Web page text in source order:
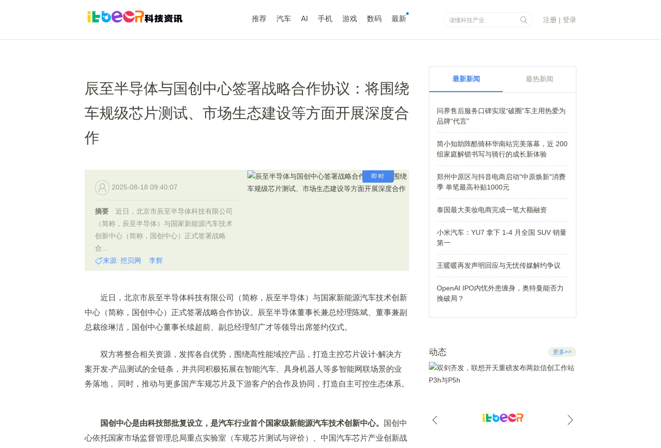
推荐 汽车 AI 手机 游戏 数码 最新 注册 | 登录
辰至半导体与国创中心签署战略合作协议：将围绕
车规级芯片测试、市场生态建设等方面开展深度合
作
即时
2025-08-18 09:40:07
摘要
近日，北京市辰至半导体科技有限公司
（简称，辰至半导体）与国家新能源汽车技术
创新中心（简称，国创中心）正式签署战略
合...
来源: 挖贝网 李辉
近日，北京市辰至半导体科技有限公司（简称，辰至半导体）与国家新能源汽车技术创新
中心（简称，国创中心）正式签署战略合作协议。辰至半导体董事长兼总经理陈斌、董事兼副
总裁徐琳洁，国创中心董事长续超前、副总经理邹广才等领导出席签约仪式。
双方将整合相关资源，发挥各自优势，围绕高性能域控产品，打造主控芯片设计-解决方
案开发-产品测试的全链条，并共同积极拓展在智能汽车、具身机器人等多智能网联场景的业
务落地 。同时，推动与更多国产车规芯片及下游客户的合作及协同，打造自主可控生态体系。
国创中心是由科技部批复设立，是汽车行业首个国家级新能源汽车技术创新中心。
国创中
心依托国家市场监督管理总局重点实验室（车规芯片测试与评价）、中国汽车芯片产业创新战
最新新闻 最热新闻
问界售后服务口碑实现“破圈”车主用热爱为
品牌“代言”
简小知助阵酷骑杯华南站完美落幕，近 200
组家庭解锁书写与骑行的成长新体验
郑州中原区与抖音电商启动"中原焕新"消费
季 单笔最高补贴1000元
泰国最大美妆电商完成一笔大额融资
小米汽车：YU7 拿下 1-4 月全国 SUV 销量
第一
王暖暖再发声明回应与无忧传媒解约争议
OpenAI IPO内忧外患缠身，奥特曼能否力
挽破局？
动态 更多>>